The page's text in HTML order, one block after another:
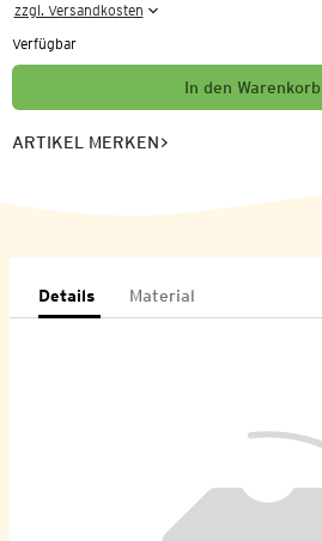
zzgl. Versandkosten
Verfügbar
In den Warenkorb
ARTIKEL MERKEN
Details Material